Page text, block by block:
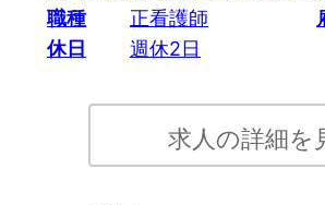
職種
正看護師
休日
週休2日
求人の詳細を